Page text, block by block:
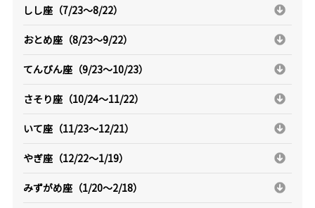
しし座（7/23～8/22）
おとめ座（8/23～9/22）
てんびん座（9/23～10/23）
さそり座（10/24～11/22）
いて座（11/23～12/21）
やぎ座（12/22～1/19）
みずがめ座（1/20～2/18）